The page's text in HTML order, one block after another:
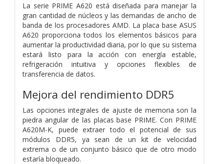
La serie PRIME A620 está diseñada para manejar la
gran cantidad de núcleos y las demandas de ancho de
banda de los procesadores AMD. La placa base ASUS
A620 proporciona todos los elementos básicos para
aumentar la productividad diaria, por lo que su sistema
estará listo para la acción con energía estable,
refrigeración intuitiva y opciones flexibles de
transferencia de datos.
Mejora del rendimiento DDR5
Las opciones integrales de ajuste de memoria son la
piedra angular de las placas base PRIME. Con PRIME
A620M-K, puede extraer todo el potencial de sus
módulos DDR5, ya sean de un kit de velocidad
extrema o de un conjunto básico que de otro modo
estaría bloqueado.